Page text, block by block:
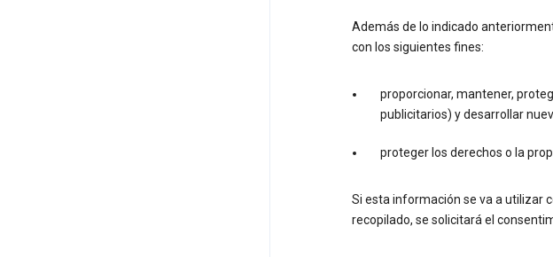
Además de lo indicado
con los siguientes fines:
proporcionar, mantener,
publicitarios) y desarrollar
proteger los derechos o la
Si esta información se va a utilizar
recopilado, se solicitará el